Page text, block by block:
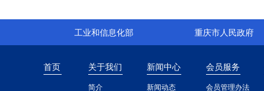
工业和信息化部 重庆市人民政府
首页 关于我们
简介
新闻中心
新闻动态
会员服务
会员管理办法